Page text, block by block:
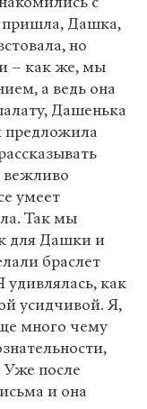
пришла, Дашка,
но
– как же, мы
а ведь она
Дашенька
предложила
умеет
Так мы
для Дашки и
браслет
как
усидчивой. Я,
много чему
после
и она